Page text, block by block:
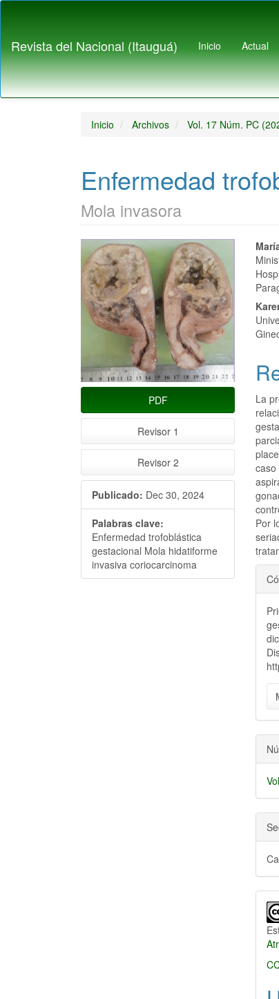
principal
Barra
lateral
Revista del Nacional (Itauguá) Inicio Actual
Inicio Archivos Vol. 17 Núm. PC
Enfermedad
Mola invasora
Barra
lateral
del
artículo
PDF
Revisor 1
Revisor 2
Publicado: Dec 30, 2024
Palabras clave:
Enfermedad trofoblástica
gestacional Mola hidatiforme
invasiva coriocarcinoma
La
Por